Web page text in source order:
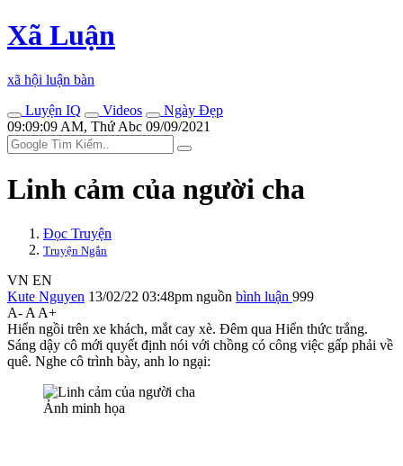
Xã Luận
xã hội luận bàn
Luyện IQ
Videos
Ngày Đẹp
09:09:09 AM, Thứ Abc 09/09/2021
Linh cảm của người cha
Đọc Truyện
Truyện Ngắn
VN EN
Kute Nguyen 13/02/22 03:48pm nguồn bình luận 999
A- A A+
Hiển ngồi trên xe khách, mắt cay xè. Đêm qua Hiển thức trắng.
Sáng dậy cô mới quyết định nói với chồng có công việc gấp phải về
quê. Nghe cô trình bày, anh lo ngại:
Ảnh minh họa